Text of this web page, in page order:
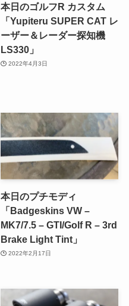
本日のゴルフR カスタム
「Yupiteru SUPER CAT レ
ーザー＆レーダー探知機
LS330」
2022年4月3日
本日のプチモディ
「Badgeskins VW –
MK7/7.5 – GTI/Golf R – 3rd
Brake Light Tint」
2022年2月17日